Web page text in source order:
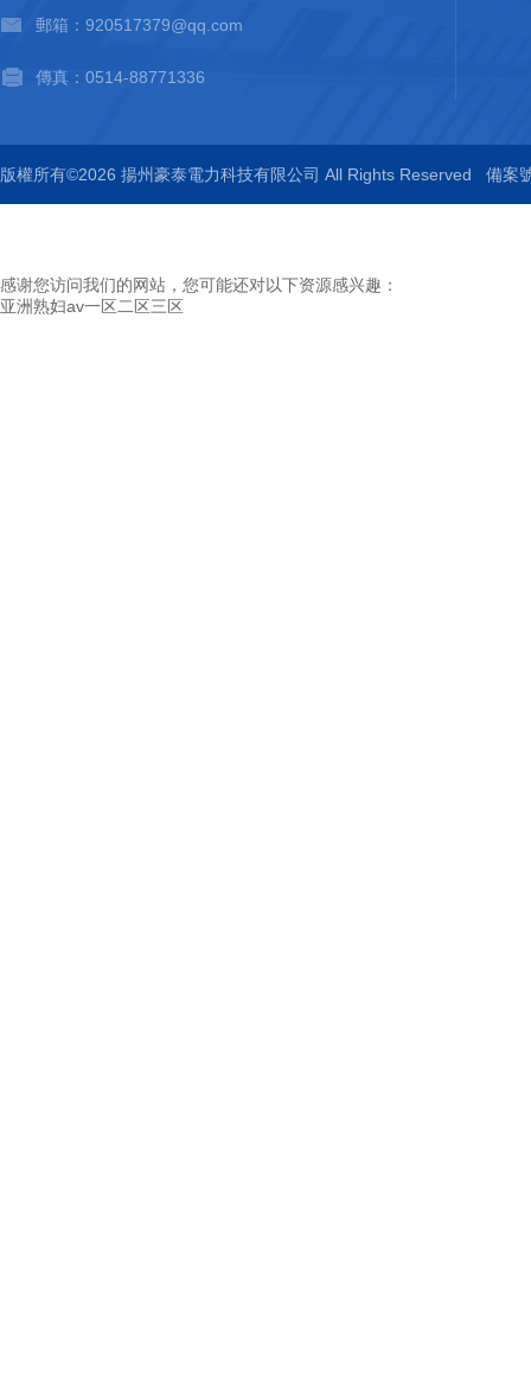
郵箱： 920517379@qq.com
傳真：0514-88771336
版權所有©2026 揚州豪泰電力科技有限公司 All Rights Reserved 備案
感谢您访问我们的网站，您可能还对以下资源感兴趣：
亚洲熟妇av一区二区三区